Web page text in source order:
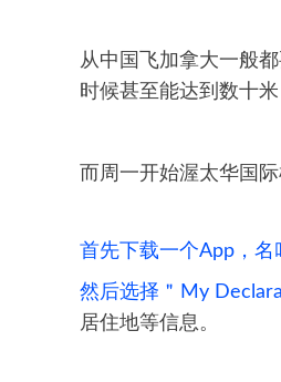
从中国飞加拿大一般
时候甚至能达到数十
而周一开始渥太华国
首先下载一个App，名
然后选择＂My
居住地等信息。